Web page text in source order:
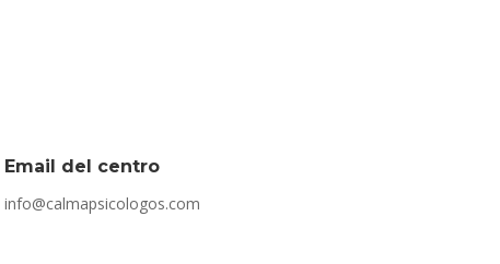
Email del centro
info@calmapsicologos.com